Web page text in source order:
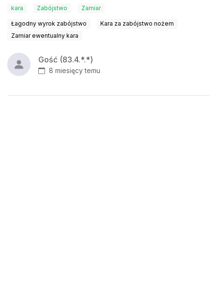
kara Zabójstwo Zamiar
Łagodny wyrok zabójstwo
Kara za zabójstwo nożem
Zamiar ewentualny kara
Gość (83.4.*.*)
8 miesięcy temu